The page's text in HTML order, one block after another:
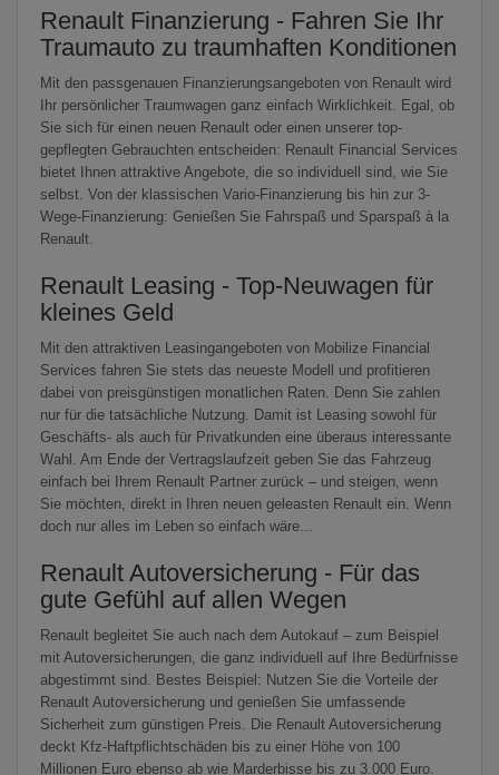
Renault Finanzierung - Fahren Sie Ihr
Traumauto zu traumhaften Konditionen
Mit den passgenauen Finanzierungsangeboten von Renault wird
Ihr persönlicher Traumwagen ganz einfach Wirklichkeit. Egal, ob
Sie sich für einen neuen Renault oder einen unserer top-
gepflegten Gebrauchten entscheiden: Renault Financial Services
bietet Ihnen attraktive Angebote, die so individuell sind, wie Sie
selbst. Von der klassischen Vario-Finanzierung bis hin zur 3-
Wege-Finanzierung: Genießen Sie Fahrspaß und Sparspaß à la
Renault.
Renault Leasing - Top-Neuwagen für
kleines Geld
Mit den attraktiven Leasingangeboten von Mobilize Financial
Services fahren Sie stets das neueste Modell und profitieren
dabei von preisgünstigen monatlichen Raten. Denn Sie zahlen
nur für die tatsächliche Nutzung. Damit ist Leasing sowohl für
Geschäfts- als auch für Privatkunden eine überaus interessante
Wahl. Am Ende der Vertragslaufzeit geben Sie das Fahrzeug
einfach bei Ihrem Renault Partner zurück – und steigen, wenn
Sie möchten, direkt in Ihren neuen geleasten Renault ein. Wenn
doch nur alles im Leben so einfach wäre...
Renault Autoversicherung - Für das
gute Gefühl auf allen Wegen
Renault begleitet Sie auch nach dem Autokauf – zum Beispiel
mit Autoversicherungen, die ganz individuell auf Ihre Bedürfnisse
abgestimmt sind. Bestes Beispiel: Nutzen Sie die Vorteile der
Renault Autoversicherung und genießen Sie umfassende
Sicherheit zum günstigen Preis. Die Renault Autoversicherung
deckt Kfz-Haftpflichtschäden bis zu einer Höhe von 100
Millionen Euro ebenso ab wie Marderbisse bis zu 3.000 Euro.